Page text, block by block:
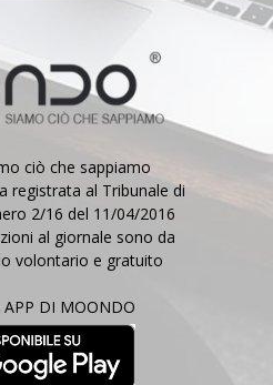
ciò che sappiamo
registrata al Tribunale di
2/16 del 11/04/2016
al giornale sono da
volontario e gratuito
APP DI MOONDO